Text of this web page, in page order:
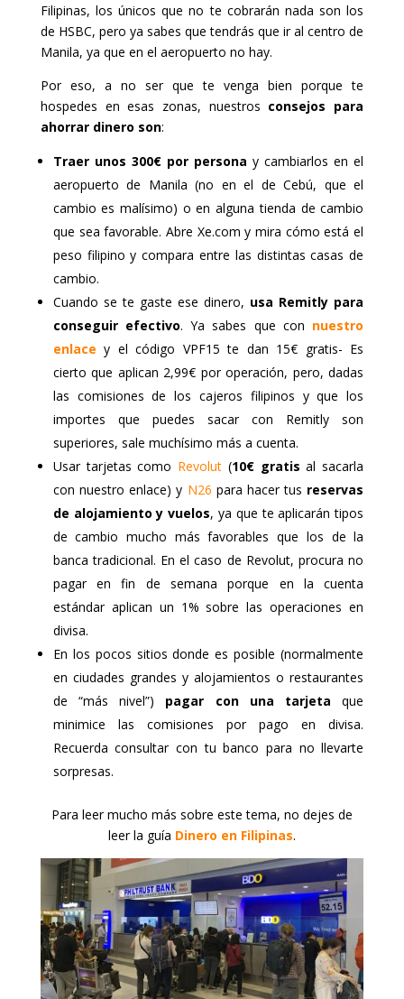
Filipinas, los únicos que no te cobrarán nada son los
de HSBC, pero ya sabes que tendrás que ir al centro de
Manila, ya que en el aeropuerto no hay.
Por eso, a no ser que te venga bien porque te
hospedes en esas zonas, nuestros consejos para
ahorrar dinero son:
Traer unos 300€ por persona y cambiarlos en el
aeropuerto de Manila (no en el de Cebú, que el
cambio es malísimo) o en alguna tienda de cambio
que sea favorable. Abre Xe.com y mira cómo está el
peso filipino y compara entre las distintas casas de
cambio.
Cuando se te gaste ese dinero, usa Remitly para
conseguir efectivo. Ya sabes que con nuestro
enlace y el código VPF15 te dan 15€ gratis- Es
cierto que aplican 2,99€ por operación, pero, dadas
las comisiones de los cajeros filipinos y que los
importes que puedes sacar con Remitly son
superiores, sale muchísimo más a cuenta.
Usar tarjetas como Revolut (10€ gratis al sacarla
con nuestro enlace) y N26 para hacer tus reservas
de alojamiento y vuelos, ya que te aplicarán tipos
de cambio mucho más favorables que los de la
banca tradicional. En el caso de Revolut, procura no
pagar en fin de semana porque en la cuenta
estándar aplican un 1% sobre las operaciones en
divisa.
En los pocos sitios donde es posible (normalmente
en ciudades grandes y alojamientos o restaurantes
de “más nivel”) pagar con una tarjeta que
minimice las comisiones por pago en divisa.
Recuerda consultar con tu banco para no llevarte
sorpresas.
Para leer mucho más sobre este tema, no dejes de
leer la guía Dinero en Filipinas.